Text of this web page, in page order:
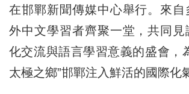
在邯鄲新聞傳媒中心舉行。來
外中文學習者齊聚一堂，共同見
化交流與語言學習意義的盛會，
太極之鄉”邯鄲注入鮮活的國際化